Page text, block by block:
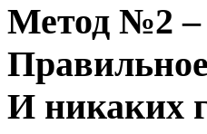
Метод №2 –
И никаких